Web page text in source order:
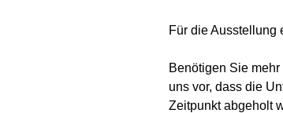
Für die Ausstellung
Benötigen Sie
uns vor, dass die
Zeitpunkt abgeholt